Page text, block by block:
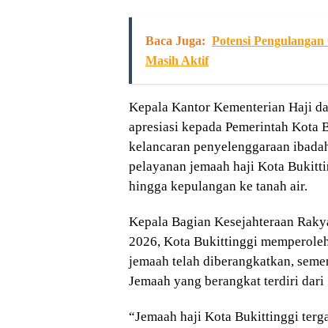
Baca Juga: Potensi
Masih Aktif
Kepala Kantor Kementerian Haji
apresiasi kepada Pemerintah
kelancaran penyelenggaraan
pelayanan jemaah haji Kota
hingga kepulangan ke tanah air.
Kepala Bagian Kesejahteraan
2026, Kota Bukittinggi
jemaah telah diberangkatkan,
Jemaah yang berangkat terdiri
“Jemaah haji Kota Bukittinggi